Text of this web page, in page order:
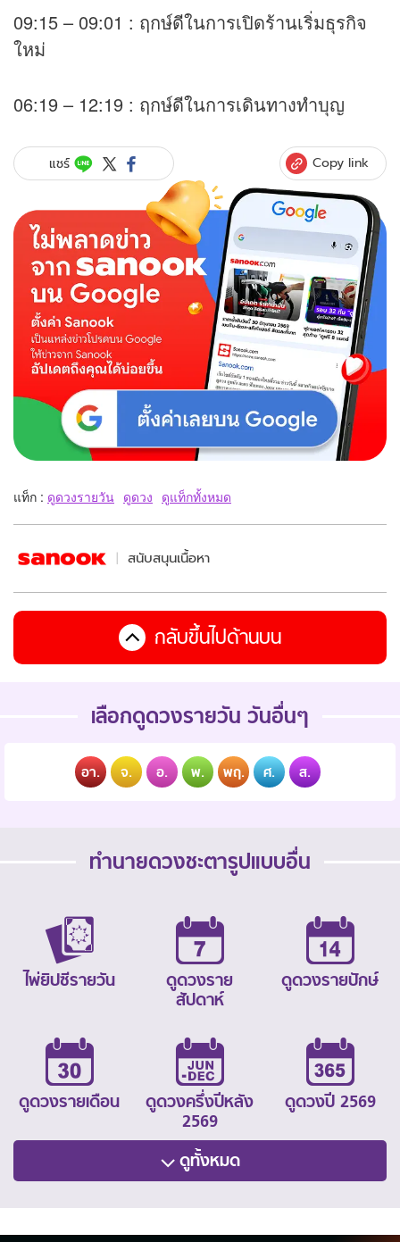
09:15 – 09:01 : ฤกษ์ดีในการเปิดร้านเริ่มธุรกิจ
ใหม่
06:19 – 12:19 : ฤกษ์ดีในการเดินทางทำบุญ
แชร์ Copy link
แท็ก : ดูดวงรายวัน ดูดวง ดูแท็กทั้งหมด
สนับสนุนเนื้อหา
กลับขึ้นไปด้านบน
เลือกดูดวงรายวัน วันอื่นๆ
อา. จ. อ. พ. พฤ. ศ. ส.
ทำนายดวงชะตารูปแบบอื่น
ไพ่ยิปซีรายวัน
ดูดวงราย
สัปดาห์
ดูดวงรายปักษ์
ดูดวงรายเดือน
ดูดวงครึ่งปีหลัง
2569
ดูดวงปี 2569
ดูทั้งหมด